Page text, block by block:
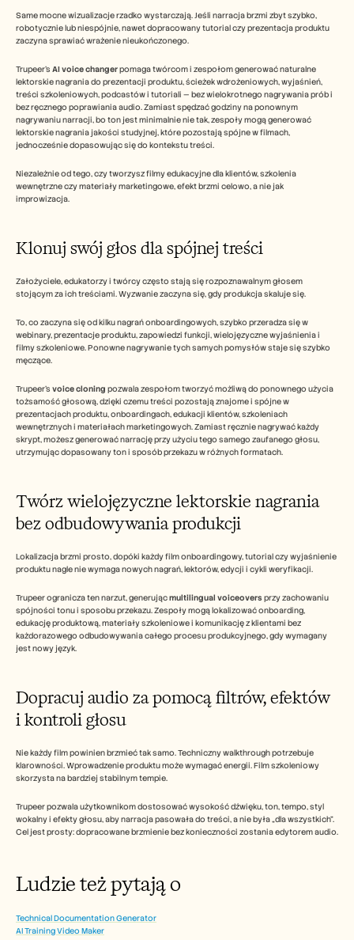
Same mocne wizualizacje rzadko wystarczają. Jeśli narracja brzmi zbyt szybko,
robotycznie lub niespójnie, nawet dopracowany tutorial czy prezentacja produktu
zaczyna sprawiać wrażenie nieukończonego.
Trupeer’s AI voice changer pomaga twórcom i zespołom generować naturalne
lektorskie nagrania do prezentacji produktu, ścieżek wdrożeniowych, wyjaśnień,
treści szkoleniowych, podcastów i tutoriali — bez wielokrotnego nagrywania prób i
bez ręcznego poprawiania audio. Zamiast spędzać godziny na ponownym
nagrywaniu narracji, bo ton jest minimalnie nie tak, zespoły mogą generować
lektorskie nagrania jakości studyjnej, które pozostają spójne w filmach,
jednocześnie dopasowując się do kontekstu treści.
Niezależnie od tego, czy tworzysz filmy edukacyjne dla klientów, szkolenia
wewnętrzne czy materiały marketingowe, efekt brzmi celowo, a nie jak
improwizacja.
Klonuj swój głos dla spójnej treści
Założyciele, edukatorzy i twórcy często stają się rozpoznawalnym głosem
stojącym za ich treściami. Wyzwanie zaczyna się, gdy produkcja skaluje się.
To, co zaczyna się od kilku nagrań onboardingowych, szybko przeradza się w
webinary, prezentacje produktu, zapowiedzi funkcji, wielojęzyczne wyjaśnienia i
filmy szkoleniowe. Ponowne nagrywanie tych samych pomysłów staje się szybko
męczące.
Trupeer’s voice cloning pozwala zespołom tworzyć możliwą do ponownego użycia
tożsamość głosową, dzięki czemu treści pozostają znajome i spójne w
prezentacjach produktu, onboardingach, edukacji klientów, szkoleniach
wewnętrznych i materiałach marketingowych. Zamiast ręcznie nagrywać każdy
skrypt, możesz generować narrację przy użyciu tego samego zaufanego głosu,
utrzymując dopasowany ton i sposób przekazu w różnych formatach.
Twórz wielojęzyczne lektorskie nagrania
bez odbudowywania produkcji
Lokalizacja brzmi prosto, dopóki każdy film onboardingowy, tutorial czy wyjaśnienie
produktu nagle nie wymaga nowych nagrań, lektorów, edycji i cykli weryfikacji.
Trupeer ogranicza ten narzut, generując multilingual voiceovers przy zachowaniu
spójności tonu i sposobu przekazu. Zespoły mogą lokalizować onboarding,
edukację produktową, materiały szkoleniowe i komunikację z klientami bez
każdorazowego odbudowywania całego procesu produkcyjnego, gdy wymagany
jest nowy język.
Dopracuj audio za pomocą filtrów, efektów
i kontroli głosu
Nie każdy film powinien brzmieć tak samo. Techniczny walkthrough potrzebuje
klarowności. Wprowadzenie produktu może wymagać energii. Film szkoleniowy
skorzysta na bardziej stabilnym tempie.
Trupeer pozwala użytkownikom dostosować wysokość dźwięku, ton, tempo, styl
wokalny i efekty głosu, aby narracja pasowała do treści, a nie była „dla wszystkich”.
Cel jest prosty: dopracowane brzmienie bez konieczności zostania edytorem audio.
Ludzie też pytają o
Technical Documentation Generator
AI Training Video Maker